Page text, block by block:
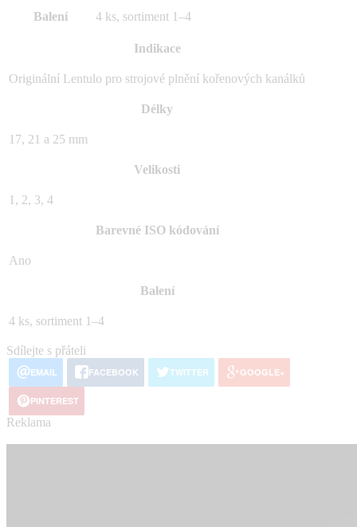
Balení 4 ks, sortiment 1–4
Indikace
Originální Lentulo pro strojové plnění kořenových kanálků
Délky
17, 21 a 25 mm
Velikosti
1, 2, 3, 4
Barevné ISO kódování
Ano
Balení
4 ks, sortiment 1–4
Sdílejte s přáteli
EMAIL FACEBOOK TWITTER GOOGLE+
PINTEREST
Reklama